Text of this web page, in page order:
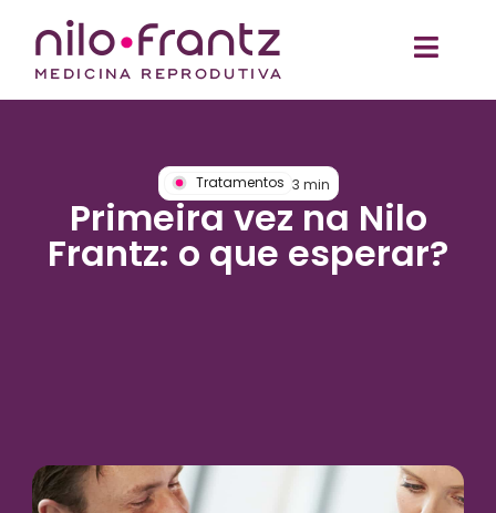
Tratamentos 3 min
Primeira vez na Nilo
Frantz: o que esperar?